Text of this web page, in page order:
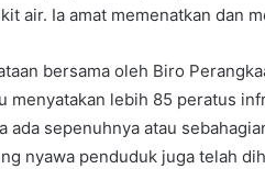
air. Ia amat memenatkan dan
bersama oleh Biro
menyatakan lebih 85 peratus
ada sepenuhnya atau
nyawa penduduk juga telah